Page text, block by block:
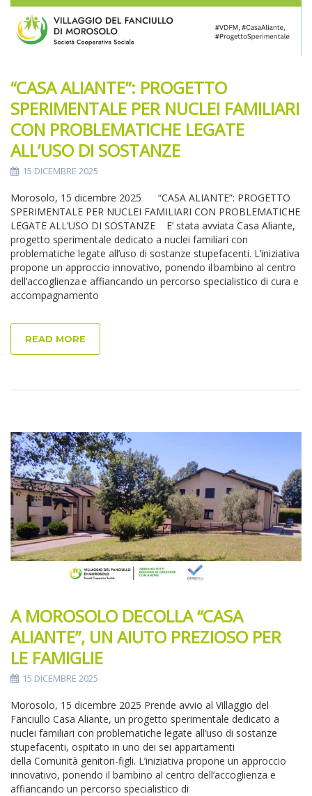
“CASA ALIANTE”: PROGETTO
SPERIMENTALE PER NUCLEI FAMILIARI
CON PROBLEMATICHE LEGATE
ALL’USO DI SOSTANZE
15 DICEMBRE 2025
Morosolo, 15 dicembre 2025 “CASA ALIANTE”: PROGETTO
SPERIMENTALE PER NUCLEI FAMILIARI CON PROBLEMATICHE
LEGATE ALL’USO DI SOSTANZE E’ stata avviata Casa Aliante,
progetto sperimentale dedicato a nuclei familiari con
problematiche legate all’uso di sostanze stupefacenti. L’iniziativa
propone un approccio innovativo, ponendo il bambino al centro
dell’accoglienza e affiancando un percorso specialistico di cura e
accompagnamento
READ MORE
A MOROSOLO DECOLLA “CASA
ALIANTE”, UN AIUTO PREZIOSO PER
LE FAMIGLIE
15 DICEMBRE 2025
Morosolo, 15 dicembre 2025 Prende avvio al Villaggio del
Fanciullo Casa Aliante, un progetto sperimentale dedicato a
nuclei familiari con problematiche legate all’uso di sostanze
stupefacenti, ospitato in uno dei sei appartamenti
della Comunità genitori-figli. L’iniziativa propone un approccio
innovativo, ponendo il bambino al centro dell’accoglienza e
affiancando un percorso specialistico di